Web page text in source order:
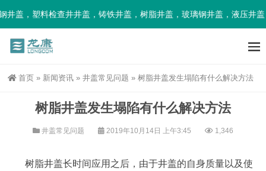
盖，塑料检查井井盖，铸铁井盖，树脂井盖，玻璃钢井盖，液压井
首页 » 新闻资讯 » 井盖常见问题 » 树脂井盖发生塌陷有什么解决方法
树脂井盖发生塌陷有什么解决方法
井盖常见问题 2019年10月14日 上午3:45 1,346
树脂井盖长时间应用之后，由于井盖的自身质量以及使